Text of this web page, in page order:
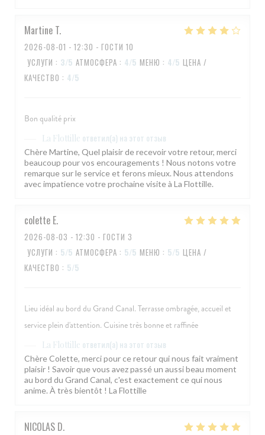
Martine T
2026-08-01 - 12:30 - ГОСТИ 10
УСЛУГИ : 3/5 АТМОСФЕРА : 4/5 МЕНЮ : 4/5 ЦЕНА /
КАЧЕСТВО : 4/5
Bon qualité prix
La Flottille ответил(а) на этот отзыв
Chère Martine, Quel plaisir de recevoir votre retour, merci
beaucoup pour vos encouragements ! Nous notons votre
remarque sur le service et ferons mieux. Nous attendons
avec impatience votre prochaine visite à La Flottille.
colette E
2026-08-03 - 12:30 - ГОСТИ 3
УСЛУГИ : 5/5 АТМОСФЕРА : 5/5 МЕНЮ : 5/5 ЦЕНА /
КАЧЕСТВО : 5/5
Lieu idéal au bord du Grand Canal. Terrasse ombragée, accueil et
service plein d'attention. Cuisine très bonne et raffinée
La Flottille ответил(а) на этот отзыв
Chère Colette, merci pour ce retour qui nous fait vraiment
plaisir ! Savoir que vous avez passé un aussi beau moment
au bord du Grand Canal, c'est exactement ce qui nous
anime. À très bientôt ! La Flottille
NICOLAS D